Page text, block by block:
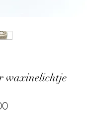
waxinelichtje
Prijs